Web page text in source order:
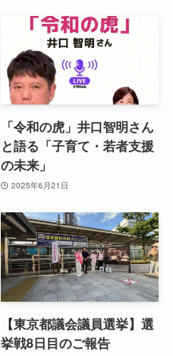
「令和の虎」井口智明さん
と語る「子育て・若者支援
の未来」
2025年6月21日
【東京都議会議員選挙】選
挙戦8日目のご報告